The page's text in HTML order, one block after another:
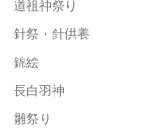
道祖神祭り
針祭・針供養
錦絵
長白羽神
雛祭り